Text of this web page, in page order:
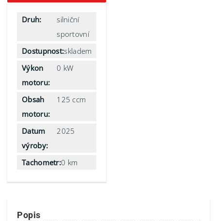
Druh:
silniční
sportovní
Dostupnost:skladem
Výkon
motoru:
0 kW
Obsah
motoru:
125 ccm
Datum
výroby:
2025
Tachometr:0 km
Popis